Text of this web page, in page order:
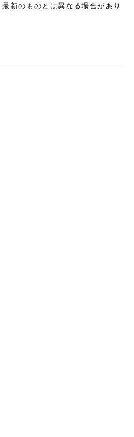
新のものとは異なる場合があり